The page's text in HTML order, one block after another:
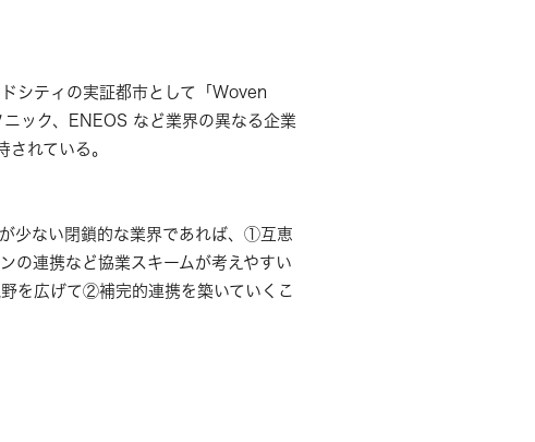
シティの実証都市として「Woven
ック、ENEOS など業界の異なる企業
れている。
少ない閉鎖的な業界であれば、①互恵
の連携など協業スキームが考えやすい
を広げて②補完的連携を築いていくこ